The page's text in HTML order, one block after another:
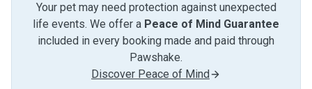
Your pet may need protection against unexpected
life events. We offer a Peace of Mind Guarantee
included in every booking made and paid through
Pawshake.
Discover Peace of Mind